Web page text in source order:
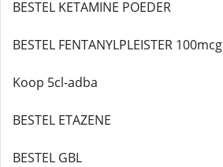
BESTEL KETAMINE POEDER
BESTEL FENTANYLPLEISTER 100mcg
Koop 5cl-adba
BESTEL ETAZENE
BESTEL GBL